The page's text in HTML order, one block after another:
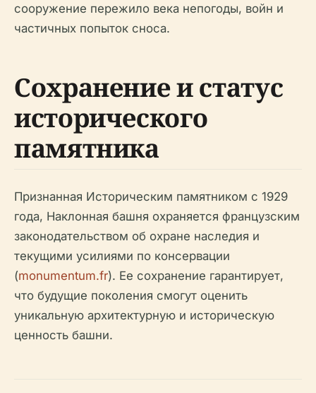
сооружение пережило века непогоды, войн и
частичных попыток сноса.
Сохранение и статус
исторического
памятника
Признанная Историческим памятником с 1929
года, Наклонная башня охраняется французским
законодательством об охране наследия и
текущими усилиями по консервации
(monumentum.fr). Ее сохранение гарантирует,
что будущие поколения смогут оценить
уникальную архитектурную и историческую
ценность башни.